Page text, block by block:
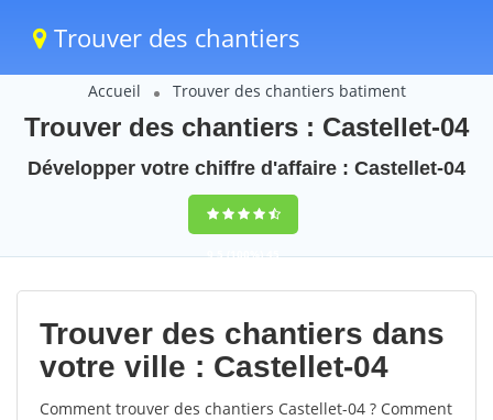
Trouver des chantiers
Accueil Trouver des chantiers batiment
Trouver des chantiers : Castellet-04
Développer votre chiffre d'affaire : Castellet-04
9,5(100%)45
votes
Trouver des chantiers dans
votre ville : Castellet-04
Comment trouver des chantiers Castellet-04 ? Comment